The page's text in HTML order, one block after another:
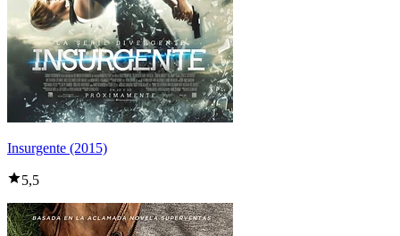
Insurgente (2015)
5,5